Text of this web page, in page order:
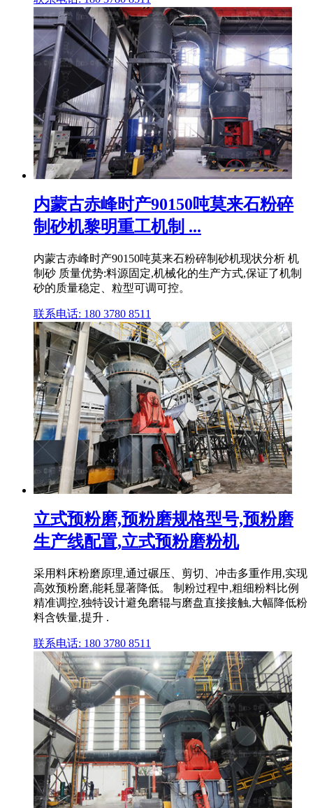
内蒙古赤峰时产90150吨莫来石粉碎
制砂机黎明重工机制 ...
内蒙古赤峰时产90150吨莫来石粉碎制砂机现状分析 机
制砂 质量优势:料源固定,机械化的生产方式,保证了机制
砂的质量稳定、粒型可调可控。
联系电话: 180 3780 8511
立式预粉磨,预粉磨规格型号,预粉磨
生产线配置,立式预粉磨粉机
采用料床粉磨原理,通过碾压、剪切、冲击多重作用,实现
高效预粉磨,能耗显著降低。 制粉过程中,粗细粉料比例
精准调控,独特设计避免磨辊与磨盘直接接触,大幅降低粉
料含铁量,提升 .
联系电话: 180 3780 8511